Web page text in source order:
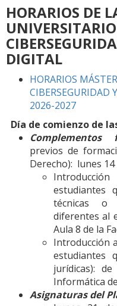
HORARIOS DE
DIGITAL
HORARIOS
CIBERSEGURIDAD
2026-2027
Día de comienzo de
Complementos
previos de
Derecho): lunes
estudiantes
técnicas o
diferentes al
Aula 8 de la
Introducción
estudiantes
jurídicas):
Informática
Asignaturas del